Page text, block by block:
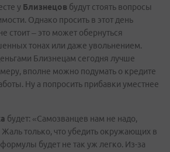
у Близнецов будут стоять вопросы
Однако просить в этот день
стоит – это может обернуться
тонах или даже увольнением.
Близнецам сегодня лучше
вполне можно подумать о кредите
Ну а попросить прибавки уместнее
будет: «Самозванцев нам не надо,
только, что убедить окружающих в
будет не так уж легко. Из-за